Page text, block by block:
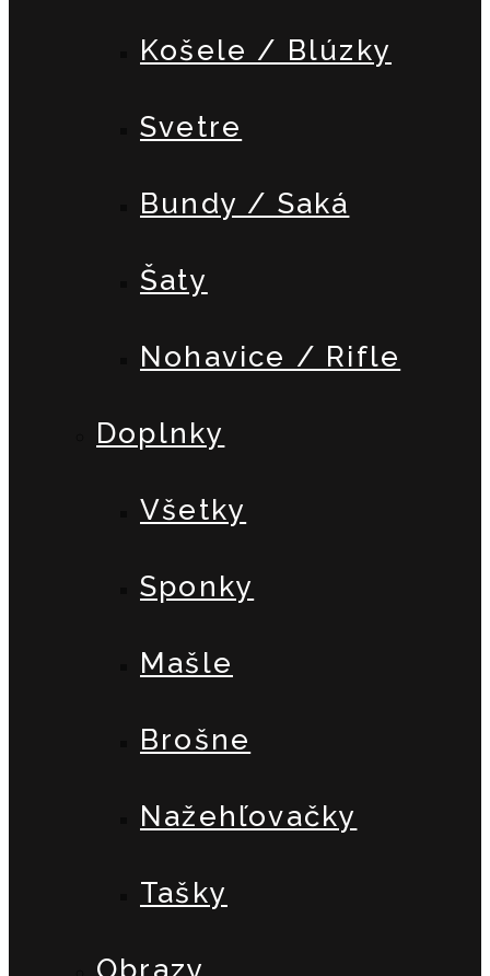
Košele / Blúzky
Svetre
Bundy / Saká
Šaty
Nohavice / Rifle
Doplnky
Všetky
Sponky
Mašle
Brošne
Nažehľovačky
Tašky
Obrazy